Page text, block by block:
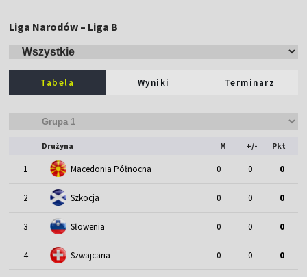
Liga Narodów – Liga B
Tabela Wyniki Terminarz
Drużyna M +/- Pkt
1 Macedonia Północna 0 0 0
2 Szkocja 0 0 0
3 Słowenia 0 0 0
4 Szwajcaria 0 0 0